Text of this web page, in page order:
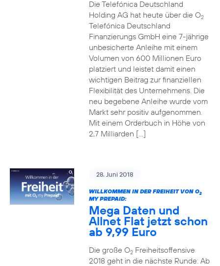
Die Telefónica Deutschland
Holding AG hat heute über die O2
Telefónica Deutschland
Finanzierungs GmbH eine 7-jährige
unbesicherte Anleihe mit einem
Volumen von 600 Millionen Euro
platziert und leistet damit einen
wichtigen Beitrag zur finanziellen
Flexibilität des Unternehmens. Die
neu begebene Anleihe wurde vom
Markt sehr positiv aufgenommen.
Mit einem Orderbuch in Höhe von
2,7 Milliarden […]
28. Juni 2018
WILLKOMMEN IN DER FREIHEIT VON O2
MY PREPAID:
Mega Daten und
Allnet Flat jetzt schon
ab 9,99 Euro
Die große O2Freiheitsoffensive
2018 geht in die nächste Runde: Ab